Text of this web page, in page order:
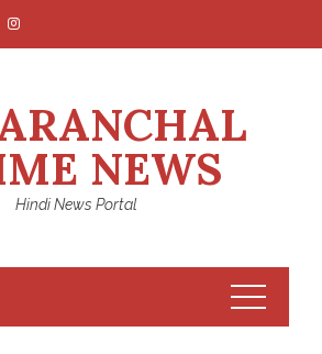
NEWS
Hindi News Portal